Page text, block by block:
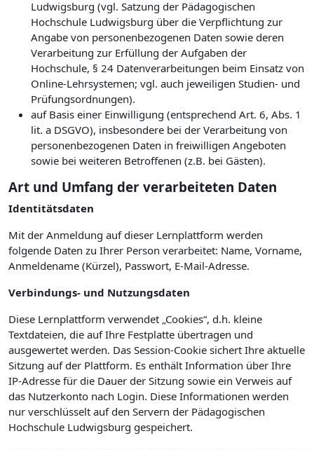
Ludwigsburg (vgl. Satzung der Pädagogischen
Hochschule Ludwigsburg über die Verpflichtung zur
Angabe von personenbezogenen Daten sowie deren
Verarbeitung zur Erfüllung der Aufgaben der
Hochschule, § 24 Datenverarbeitungen beim Einsatz von
Online-Lehrsystemen; vgl. auch jeweiligen Studien- und
Prüfungsordnungen).
auf Basis einer Einwilligung (entsprechend Art. 6, Abs. 1
lit. a DSGVO), insbesondere bei der Verarbeitung von
personenbezogenen Daten in freiwilligen Angeboten
sowie bei weiteren Betroffenen (z.B. bei Gästen).
Art und Umfang der verarbeiteten Daten
Identitätsdaten
Mit der Anmeldung auf dieser Lernplattform werden
folgende Daten zu Ihrer Person verarbeitet: Name, Vorname,
Anmeldename (Kürzel), Passwort, E-Mail-Adresse.
Verbindungs- und Nutzungsdaten
Diese Lernplattform verwendet „Cookies“, d.h. kleine
Textdateien, die auf Ihre Festplatte übertragen und
ausgewertet werden. Das Session-Cookie sichert Ihre aktuelle
Sitzung auf der Plattform. Es enthält Information über Ihre
IP-Adresse für die Dauer der Sitzung sowie ein Verweis auf
das Nutzerkonto nach Login. Diese Informationen werden
nur verschlüsselt auf den Servern der Pädagogischen
Hochschule Ludwigsburg gespeichert.